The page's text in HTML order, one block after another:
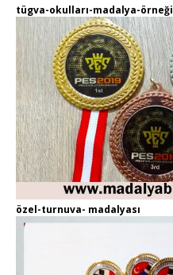
tügva-okulları-madalya-örneği
özel-turnuva- madalyası